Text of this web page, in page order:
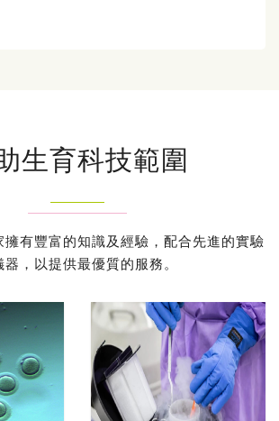
生育科技範圍
擁有豐富的知識及經驗，配合先進的實驗
器，以提供最優質的服務。